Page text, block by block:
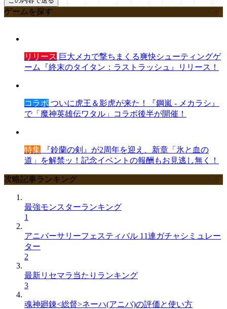
ゲームを探す
リリース 巨大メカで撃ちまくる爽快シューティングゲ
ーム『終末のタイタン：ラストラッシュ』リリース！
コラボ ついに虎王＆影虎が来た！『鋼嵐 - メカラシ』
で「魔神英雄伝ワタル」コラボ後半が開催！
特集 『鈴蘭の剣』が2周年を迎え、新章「氷と血の
道」を解禁ッ！記念イベントの報酬もお見逃し無く！
攻略記事ランキング
最強モンスターランキング
1
アニバーサリーフェスティバル 11連ガチャシミュレー
ター
2
最新リセマラ当たりランキング
3
魂神廻錬<総督>ネーハ(アニバ)の評価と使い方